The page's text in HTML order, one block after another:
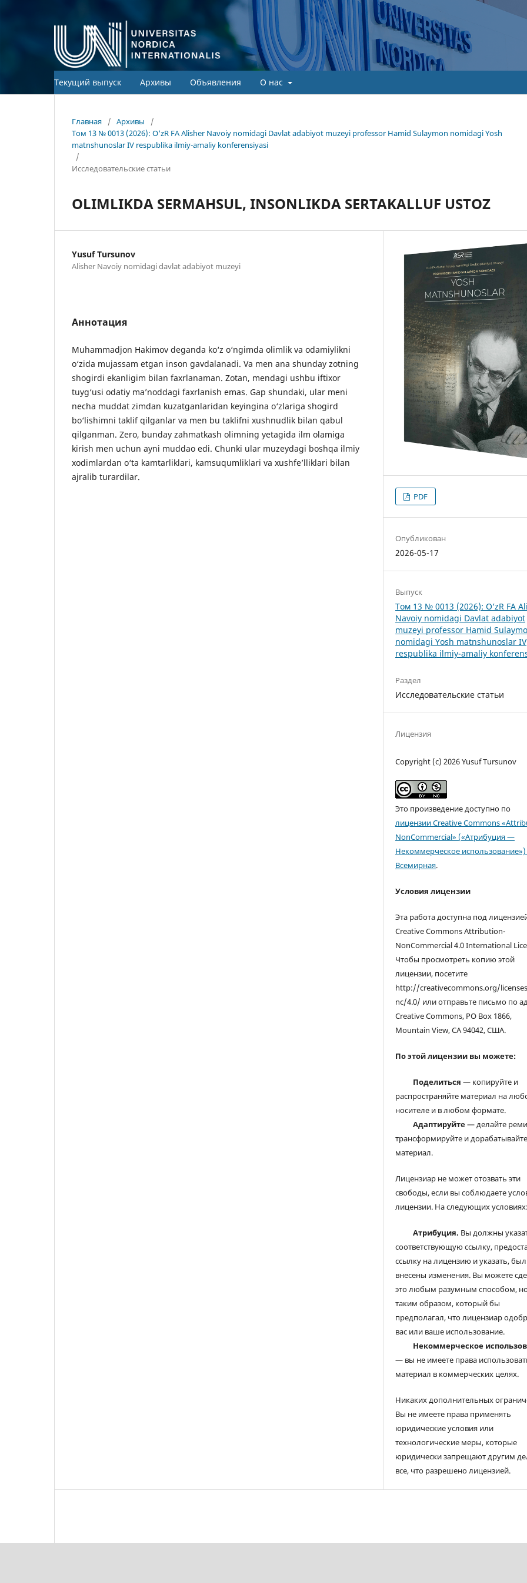
Текущий выпуск Архивы Объявления О нас
Главная / Архивы
/
Том 13 № 0013 (2026): O‘zR FA Alisher Navoiy nomidagi Davlat adabiyot muzeyi professor Hamid Sulaymon nomidagi Yosh
matnshunoslar IV respublika ilmiy-amaliy konferensiyasi
/
Исследовательские статьи
OLIMLIKDA SERMAHSUL, INSONLIKDA SERTAKALLUF USTOZ
Yusuf Tursunov
Alisher Navoiy nomidagi davlat adabiyot muzeyi
Аннотация
Muhammadjon Hakimov deganda ko‘z o‘ngimda olimlik va odamiylikni
o‘zida mujassam etgan inson gavdalanadi. Va men ana shunday zotning
shogirdi ekanligim bilan faxrlanaman. Zotan, mendagi ushbu iftixor
tuyg‘usi odatiy ma’noddagi faxrlanish emas. Gap shundaki, ular meni
necha muddat zimdan kuzatganlaridan keyingina o‘zlariga shogird
bo‘lishimni taklif qilganlar va men bu taklifni xushnudlik bilan qabul
qilganman. Zero, bunday zahmatkash olimning yetagida ilm olamiga
kirish men uchun ayni muddao edi. Chunki ular muzeydagi boshqa ilmiy
xodimlardan o‘ta kamtarliklari, kamsuqumliklari va xushfe’lliklari bilan
ajralib turardilar.
PDF
Опубликован
2026-05-17
Выпуск
Том 13 № 0013 (2026): O‘zR FA
Navoiy nomidagi Davlat adabiyot
muzeyi professor Hamid
nomidagi Yosh matnshunoslar IV
respublika ilmiy-amaliy
Раздел
Исследовательские статьи
Лицензия
Copyright (c) 2026 Yusuf Tursunov
Это произведение доступно по
лицензии Creative Commons
NonCommercial» («Атрибуция —
Некоммерческое использование»)
Всемирная.
Условия лицензии
Эта работа доступна под
Creative Commons Attribution-
NonCommercial 4.0 International
Чтобы просмотреть копию этой
лицензии, посетите
http://creativecommons.org/
nc/4.0/ или отправьте письмо по
Creative Commons, PO Box 1866,
Mountain View, CA 94042, США.
По этой лицензии вы можете:
Поделиться — копируйте и
распространяйте материал на
носителе и в любом формате.
Адаптируйте— делайте
трансформируйте и дорабатывайте
материал.
Лицензиар не может отозвать эти
свободы, если вы соблюдаете
лицензии. На следующих условиях:
Атрибуция. Вы должны
соответствующую ссылку,
ссылку на лицензию и указать,
внесены изменения. Вы можете
это любым разумным способом,
таким образом, который бы
предполагал, что лицензиар
вас или ваше использование.
Некоммерческое
— вы не имеете права
материал в коммерческих целях.
Никаких дополнительных
Вы не имеете права применять
юридические условия или
технологические меры, которые
юридически запрещают другим
все, что разрешено лицензией.